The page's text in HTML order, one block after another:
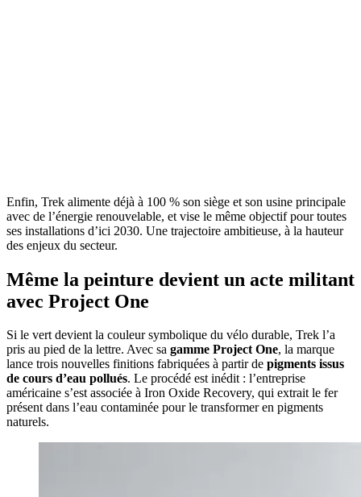
Enfin, Trek alimente déjà à 100 % son siège et son usine principale
avec de l’énergie renouvelable, et vise le même objectif pour toutes
ses installations d’ici 2030. Une trajectoire ambitieuse, à la hauteur
des enjeux du secteur.
Même la peinture devient un acte militant
avec Project One
Si le vert devient la couleur symbolique du vélo durable, Trek l’a
pris au pied de la lettre. Avec sa gamme Project One, la marque
lance trois nouvelles finitions fabriquées à partir de pigments issus
de cours d’eau pollués. Le procédé est inédit : l’entreprise
américaine s’est associée à Iron Oxide Recovery, qui extrait le fer
présent dans l’eau contaminée pour le transformer en pigments
naturels.